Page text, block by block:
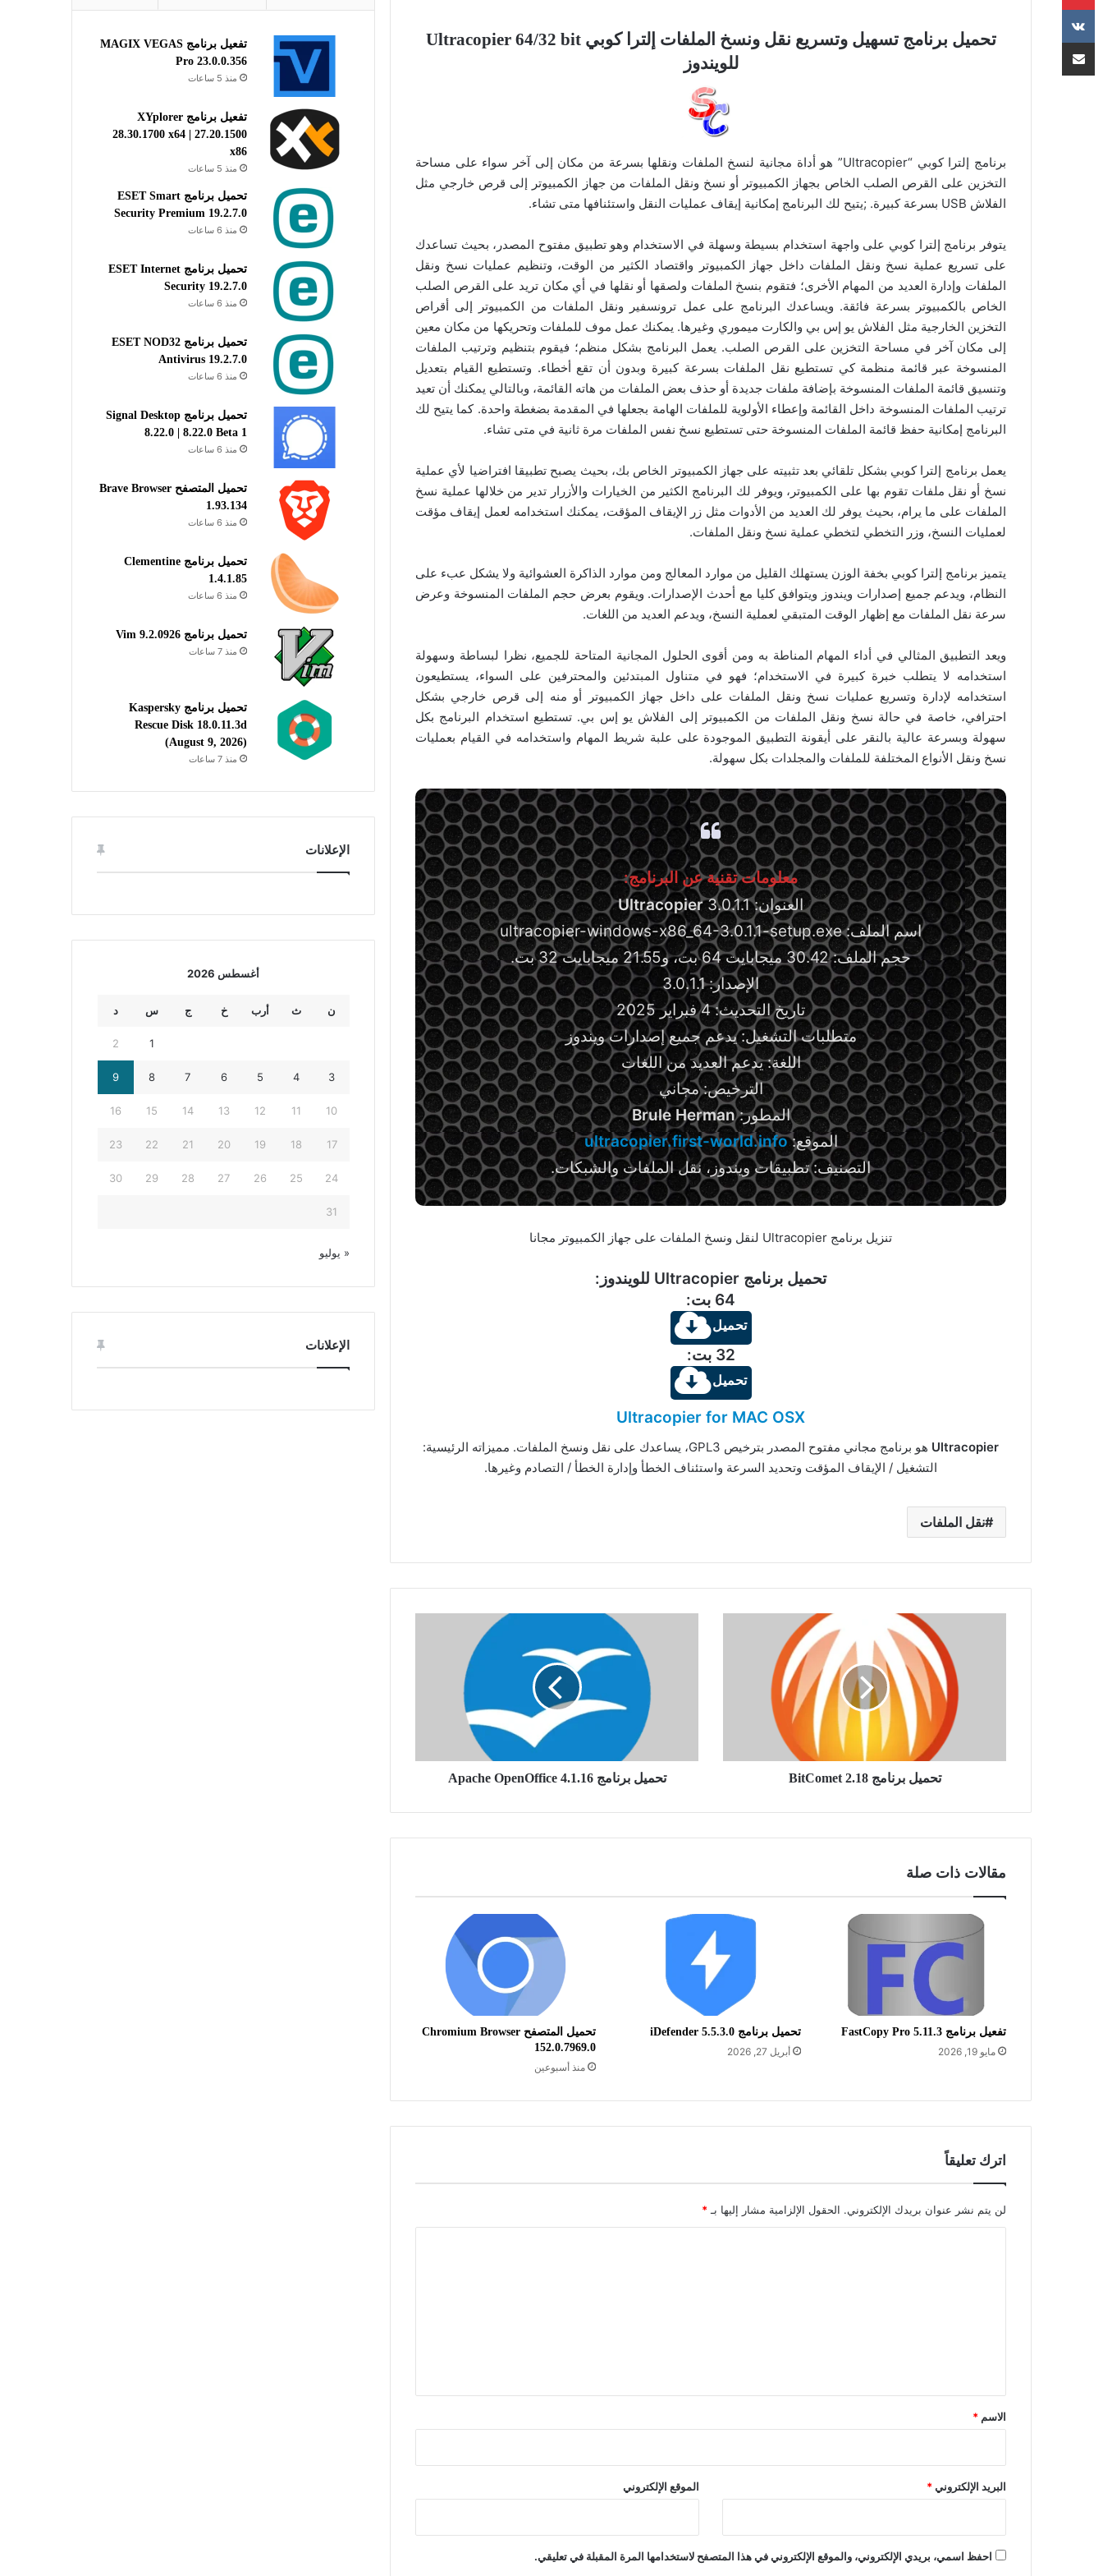
تحميل برنامج تسهيل وتسريع نقل ونسخ الملفات إلترا كوبي Ultracopier 64/32 bit
للويندوز
برنامج إلترا كوبي “Ultracopier” هو أداة مجانية لنسخ الملفات ونقلها بسرعة من مكان إلى آخر سواء على مساحة
التخزين على القرص الصلب الخاص بجهاز الكمبيوتر أو نسخ ونقل الملفات من جهاز الكمبيوتر إلى قرص خارجي مثل
الفلاش USB بسرعة كبيرة. ;يتيح لك البرنامج إمكانية إيقاف عمليات النقل واستئنافها متى تشاء.
يتوفر برنامج إلترا كوبي على واجهة استخدام بسيطة وسهلة في الاستخدام وهو تطبيق مفتوح المصدر، بحيث تساعدك
على تسريع عملية نسخ ونقل الملفات داخل جهاز الكمبيوتر واقتصاد الكثير من الوقت، وتنظيم عمليات نسخ ونقل
الملفات وإدارة العديد من المهام الأخرى؛ فتقوم بنسخ الملفات ولصقها أو نقلها في أي مكان تريد على القرص الصلب
الخاص بالكمبيوتر بسرعة فائقة. ويساعدك البرنامج على عمل ترونسفير ونقل الملفات من الكمبيوتر إلى أقراص
التخزين الخارجية مثل الفلاش يو إس بي والكارت ميموري وغيرها. يمكنك عمل موف للملفات وتحريكها من مكان معين
إلى مكان آخر في مساحة التخزين على القرص الصلب. يعمل البرنامج بشكل منظم؛ فيقوم بتنظيم وترتيب الملفات
المنسوخة عبر قائمة منظمة كي تستطيع نقل الملفات بسرعة كبيرة وبدون أن تقع أخطاء. وتستطيع القيام بتعديل
وتنسيق قائمة الملفات المنسوخة بإضافة ملفات جديدة أو حذف بعض الملفات من هاته القائمة، وبالتالي يمكنك أن تعيد
ترتيب الملفات المنسوخة داخل القائمة وإعطاء الأولوية للملفات الهامة بجعلها في المقدمة بضغطة واحدة. كما يتيح لك
البرنامج إمكانية حفظ قائمة الملفات المنسوخة حتى تستطيع نسخ نفس الملفات مرة ثانية في متى تشاء.
يعمل برنامج إلترا كوبي بشكل تلقائي بعد تثبيته على جهاز الكمبيوتر الخاص بك، بحيث يصبح تطبيقا افتراضيا لأي عملية
نسخ أو نقل ملفات تقوم بها على الكمبيوتر، ويوفر لك البرنامج الكثير من الخيارات والأزرار تدير من خلالها عملية نسخ
الملفات على ما يرام، بحيث يوفر لك العديد من الأدوات مثل زر الإيقاف المؤقت، يمكنك استخدامه لعمل إيقاف مؤقت
لعمليات النسخ، وزر التخطي لتخطي عملية نسخ ونقل الملفات.
يتميز برنامج إلترا كوبي بخفة الوزن يستهلك القليل من موارد المعالج ومن موارد الذاكرة العشوائية ولا يشكل عبء على
النظام، ويدعم جميع إصدارات ويندوز ويتوافق كليا مع أحدث الإصدارات. ويقوم بعرض حجم الملفات المنسوخة وعرض
سرعة نقل الملفات مع إظهار الوقت المتبقي لعملية النسخ، ويدعم العديد من اللغات.
ويعد التطبيق المثالي في أداء المهام المناطة به ومن أقوى الحلول المجانية المتاحة للجميع، نظرا لبساطة وسهولة
استخدامه لا يتطلب خبرة كبيرة في الاستخدام؛ فهو في متناول المبتدئين والمحترفين على السواء، يستطيعون
استخدامه لإدارة وتسريع عمليات نسخ ونقل الملفات على داخل جهاز الكمبيوتر أو منه إلى قرص خارجي بشكل
احترافي، خاصة في حالة نسخ ونقل الملفات من الكمبيوتر إلى الفلاش يو إس بي. تستطيع استخدام البرنامج بكل
سهولة وبسرعة عالية بالنقر على أيقونة التطبيق الموجودة على علبة شريط المهام واستخدامه في القيام بعمليات
نسخ ونقل الأنواع المختلفة للملفات والمجلدات بكل سهولة.
معلومات تقنية عن البرنامج:
العنوان:
Ultracopier3.0.1.1
اسم الملف: ultracopier-windows-x86_64-3.0.1.1-setup.exe
حجم الملف: 30.42 ميجابايت 64 بت، و21.55 ميجابايت 32 بت.
الإصدار: 3.0.1.1
تاريخ التحديث: 4 فبراير 2025
متطلبات التشغيل: يدعم جميع إصدارات ويندوز
اللغة: يدعم العديد من اللغات
الترخيص: مجاني
المطور:Brule Herman
الموقع:ultracopier.first-world.info
التصنيف: تطبيقات ويندوز، نقل الملفات والشبكات.
تنزيل برنامج Ultracopier لنقل ونسخ الملفات على جهاز الكمبيوتر مجانا
تحميل برنامج Ultracopier للويندوز:
64 بت:
تحميل
32 بت:
تحميل
Ultracopier for MAC OSX
Ultracopier
هو برنامج مجاني مفتوح المصدر بترخيص GPL3، يساعدك على نقل ونسخ الملفات. مميزاته الرئيسية:
التشغيل / الإيقاف المؤقت وتحديد السرعة واستئناف الخطأ وإدارة الخطأ / التصادم وغيرها.
نقل الملفات
تحميل برنامج BitComet 2.18
OpenOffice
تحميل برنامج Apache OpenOffice 4.1.16
مقالات ذات صلة
تفعيل برنامج FastCopy Pro 5.11.3
مايو 19, 2026
تحميل برنامج iDefender 5.5.3.0
أبريل 27, 2026
تحميل المتصفح Chromium Browser
152.0.7969.0
منذ أسبوعين
اترك تعليقاً
لن يتم نشر عنوان بريدك الإلكتروني. الحقول الإلزامية مشار إليها بـ *
*
الاسم *
البريد الإلكتروني* الموقع الإلكتروني
احفظ اسمي، بريدي الإلكتروني، والموقع الإلكتروني في هذا المتصفح لاستخدامها المرة المقبلة في تعليقي.
تفعيل برنامج MAGIX VEGAS
Pro 23.0.0.356
منذ 5 ساعات
تفعيل برنامج XYplorer
28.30.1700 x64 | 27.20.1500
x86
منذ 5 ساعات
تحميل برنامج ESET Smart
Security Premium 19.2.7.0
منذ 6 ساعات
تحميل برنامج ESET Internet
Security 19.2.7.0
منذ 6 ساعات
تحميل برنامج ESET NOD32
Antivirus 19.2.7.0
منذ 6 ساعات
تحميل برنامج Signal Desktop
8.22.0 | 8.22.0 Beta 1
منذ 6 ساعات
تحميل المتصفح Brave Browser
1.93.134
منذ 6 ساعات
تحميل برنامج Clementine
1.4.1.85
منذ 6 ساعات
تحميل برنامج Vim 9.2.0926
منذ 7 ساعات
تحميل برنامج Kaspersky
Rescue Disk 18.0.11.3d
(August 9, 2026)
منذ 7 ساعات
الإعلانات
أغسطس 2026
ن ث أرب خ ج س د
1
2
3
4
5
6
7
8
9
10
11
12
13
14
15
16
17
18
19
20
21
22
23
24
25
26
27
28
29
30
31
« يوليو
الإعلانات
مشاركة عبر البريد